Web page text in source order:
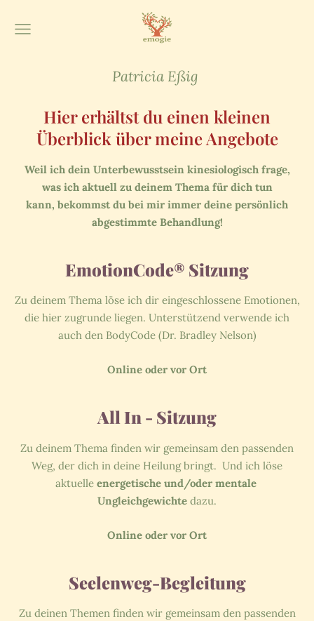
Patricia Eßig
Hier erhältst du einen kleinen
Überblick über meine Angebote
Weil ich dein Unterbewusstsein kinesiologisch frage,
was ich aktuell zu deinem Thema für dich tun
kann, bekommst du bei mir immer deine persönlich
abgestimmte Behandlung!
EmotionCode® Sitzung
Zu deinem Thema löse ich dir eingeschlossene Emotionen,
die hier zugrunde liegen. Unterstützend verwende ich
auch den BodyCode (Dr. Bradley Nelson)
Online oder vor Ort
All In - Sitzung
Zu deinem Thema finden wir gemeinsam den passenden
Weg, der dich in deine Heilung bringt. Und ich löse
aktuelle energetische und/oder mentale
Ungleichgewichte dazu.
Online oder vor Ort
Seelenweg-Begleitung
Zu deinen Themen finden wir gemeinsam den passenden